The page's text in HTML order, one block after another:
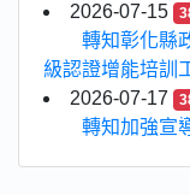
2026-07-15
轉知彰化縣
級認證增能培訓
2026-07-17
轉知加強宣